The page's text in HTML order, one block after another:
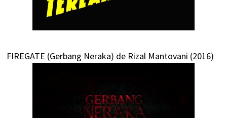
FIREGATE (Gerbang Neraka) de Rizal Mantovani (2016)